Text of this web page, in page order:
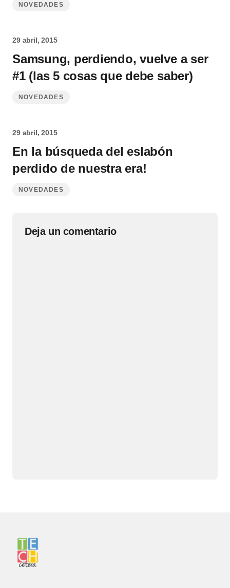
NOVEDADES
29 abril, 2015
Samsung, perdiendo, vuelve a ser
#1 (las 5 cosas que debe saber)
NOVEDADES
29 abril, 2015
En la búsqueda del eslabón
perdido de nuestra era!
NOVEDADES
Deja un comentario